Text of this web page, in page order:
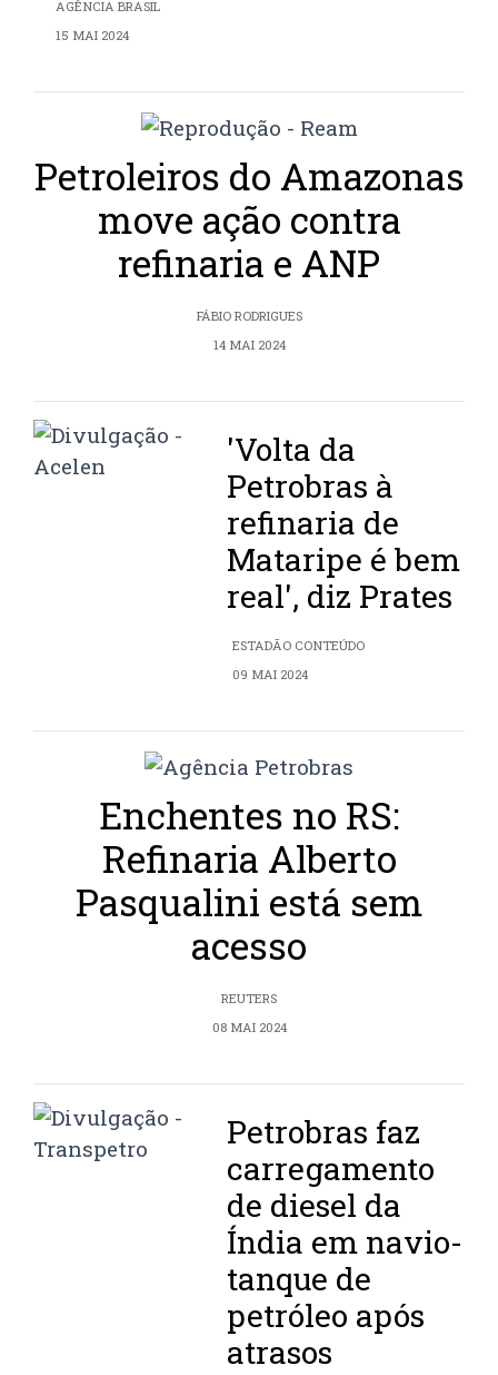
AGÊNCIA BRASIL
15 MAI 2024
Petroleiros do Amazonas
move ação contra
refinaria e ANP
FÁBIO RODRIGUES
14 MAI 2024
'Volta da
Petrobras à
refinaria de
Mataripe é bem
real', diz Prates
ESTADÃO CONTEÚDO
09 MAI 2024
Enchentes no RS:
Refinaria Alberto
Pasqualini está sem
acesso
REUTERS
08 MAI 2024
Petrobras faz
carregamento
de diesel da
Índia em navio-
tanque de
petróleo após
atrasos